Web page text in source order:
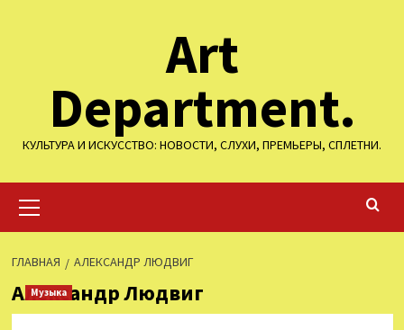
Art
Department.
КУЛЬТУРА И ИСКУССТВО: НОВОСТИ, СЛУХИ, ПРЕМЬЕРЫ, СПЛЕТНИ.
меню
ГЛАВНАЯ АЛЕКСАНДР ЛЮДВИГ
Александр Людвиг
Музыка